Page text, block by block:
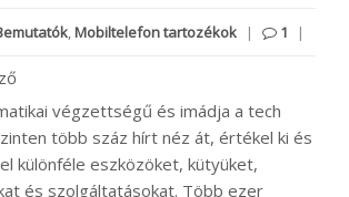
,Mobiltelefon tartozékok | 1 |
végzettségű és imádja a tech
több száz hírt néz át, értékel ki és
különféle eszközöket, kütyüket,
és szolgáltatásokat. Több ezer